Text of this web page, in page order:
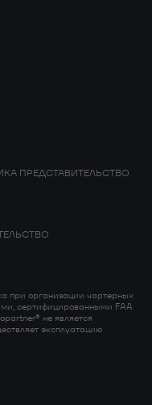
ПРЕДСТАВИТЕЛЬСТВО
при организации чартерных
сертифицированными FAA
не является
эксплуатацию